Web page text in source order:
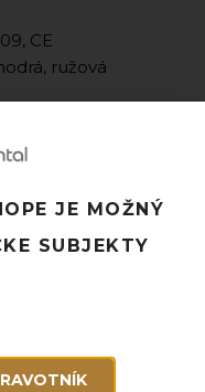
CE
ružová
- 1ks=0,99€)
120 EUR
JE MOŽNÝ
SUBJEKTY